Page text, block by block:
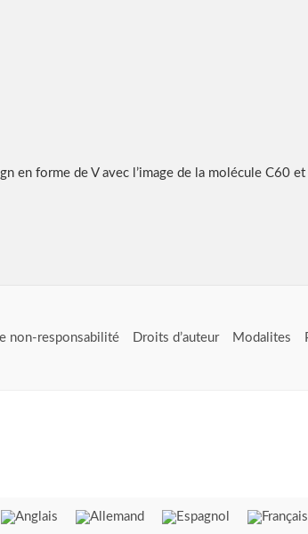
en forme de V avec l’image de la molécule C60
non-responsabilité Droits d’auteur Modalites